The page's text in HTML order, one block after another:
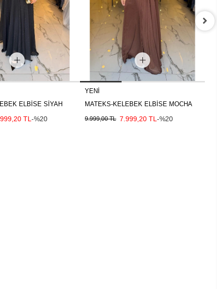
ELBİSE SİYAH
TL -%20
YENI
MATEKS-KELEBEK ELBİSE MOCHA
9.999,00 TL 7.999,20 TL -%20